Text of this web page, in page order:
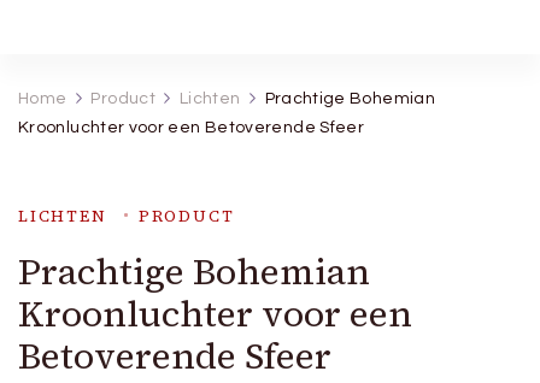
Home Product Lichten
Prachtige Bohemian
Kroonluchter voor een Betoverende Sfeer
LICHTEN PRODUCT
Prachtige Bohemian
Kroonluchter voor een
Betoverende Sfeer